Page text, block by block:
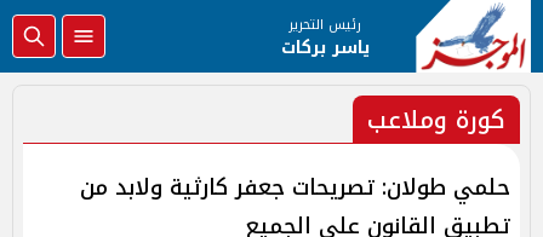
رئيس التحرير
ياسر بركات
كورة وملاعب
حلمي طولان: تصريحات جعفر كارثية ولابد من
تطبيق القانون على الجميع